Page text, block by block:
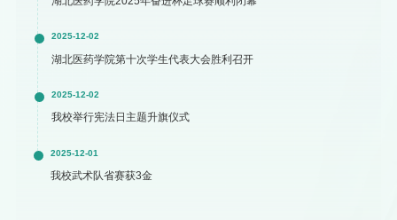
2025-12-02
湖北医药学院第十次学生代表大会胜利召开
2025-12-02
我校举行宪法日主题升旗仪式
2025-12-01
我校武术队省赛获3金